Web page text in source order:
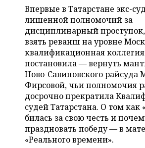
ВУЗЫ ТАТАРСТАНА
КОМУ ПРИНАДЛЕЖАТ
ТОРГОВЫЕ ЦЕНТРЫ
ТАТАРСТАНА
БАНКИ
БЮДЖЕТ
ИНВЕСТИЦИИ
АГРОПРОМ
МАШИНОСТРОЕНИЕ
НЕФТЕХИМИЯ
НЕФТЬ
ОПК
ЭНЕРГЕТИКА
НОВОСТИ НЕДВИЖИМОСТИ
АВТО
НОВОСТИ АВТО
БИЗНЕС
НОВОСТИ БИЗНЕСА
РОЗНИЧНАЯ ТОРГОВЛЯ
ТРАНСПОРТ
УСЛУГИ
ТЕХНОЛОГИИ
НОВОСТИ ТЕХНОЛОГИЙ
МЕДИА
ТЕЛЕКОММУНИКАЦИИ
МЕРОПРИЯТИЯ
НОВОСТИ МЕРОПРИЯТИЙ
ВЫЕЗДНАЯ РЕДАКЦИЯ
БИЗНЕС-БРАНЧИ
СПОРТ
НОВОСТИ СПОРТА
ФУТБОЛ
ОБЩЕСТВО
НОВОСТИ ОБЩЕСТВА
ФОТОГАЛЕРЕЯ
Впервые в Татарстане экс-
лишенной полномочий за
дисциплинарный проступок,
взять реванш на уровне
квалификационная
постановила — вернуть
Ново-Савиновского райсуда
Фирсовой, чьи полномочия
досрочно прекратила
судей Татарстана. О том как
билась за свою честь и
праздновать победу — в
«Реального времени».